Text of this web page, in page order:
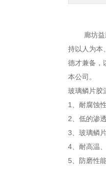
玻璃
廊坊益腾
持以人为本
德才兼备，
本公司。
玻璃鳞片胶
1、耐腐蚀
2、低的渗
3、玻璃鳞
4、耐高温
5、防磨性